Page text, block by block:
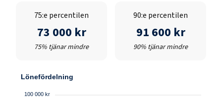
75:e percentilen
73 000 kr
75% tjänar mindre
90:e percentilen
91 600 kr
90% tjänar mindre
Lönefördelning
100 000 kr